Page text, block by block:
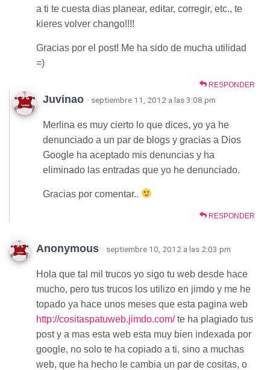
a ti te cuesta dias planear, editar, corregir, etc., te
kieres volver chango!!!!
Gracias por el post! Me ha sido de mucha utilidad
=)
RESPONDER
Juvinao · septiembre 11, 2012 a las 3:08 pm
Merlina es muy cierto lo que dices, yo ya he
denunciado a un par de blogs y gracias a Dios
Google ha aceptado mis denuncias y ha
eliminado las entradas que yo he denunciado.
Gracias por comentar..
RESPONDER
Anonymous · septiembre 10, 2012 a las 2:03 pm
Hola que tal mil trucos yo sigo tu web desde hace
mucho, pero tus trucos los utilizo en jimdo y me he
topado ya hace unos meses que esta pagina web
http://cositaspatuweb.jimdo.com/te ha plagiado tus
post y a mas esta web esta muy bien indexada por
google, no solo te ha copiado a ti, sino a muchas
web, que ha hecho le cambia un par de cositas, o